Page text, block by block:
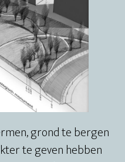
grond te bergen
te geven hebben